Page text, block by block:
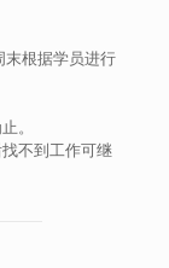
末根据学员进行
。
不到工作可继